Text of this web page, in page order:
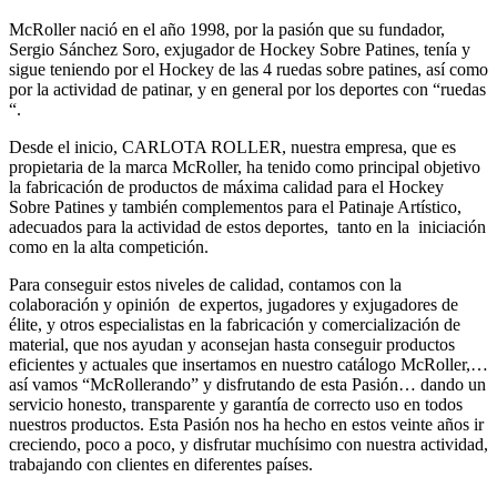
McRoller nació en el año 1998, por la pasión que su fundador,
Sergio Sánchez Soro, exjugador de Hockey Sobre Patines, tenía y
sigue teniendo por el Hockey de las 4 ruedas sobre patines, así como
por la actividad de patinar, y en general por los deportes con “ruedas
“.
Desde el inicio, CARLOTA ROLLER, nuestra empresa, que es
propietaria de la marca McRoller, ha tenido como principal objetivo
la fabricación de productos de máxima calidad para el Hockey
Sobre Patines y también complementos para el Patinaje Artístico,
adecuados para la actividad de estos deportes, tanto en la iniciación
como en la alta competición.
Para conseguir estos niveles de calidad, contamos con la
colaboración y opinión de expertos, jugadores y exjugadores de
élite, y otros especialistas en la fabricación y comercialización de
material, que nos ayudan y aconsejan hasta conseguir productos
eficientes y actuales que insertamos en nuestro catálogo McRoller,…
así vamos “McRollerando” y disfrutando de esta Pasión… dando un
servicio honesto, transparente y garantía de correcto uso en todos
nuestros productos. Esta Pasión nos ha hecho en estos veinte años ir
creciendo, poco a poco, y disfrutar muchísimo con nuestra actividad,
trabajando con clientes en diferentes países.